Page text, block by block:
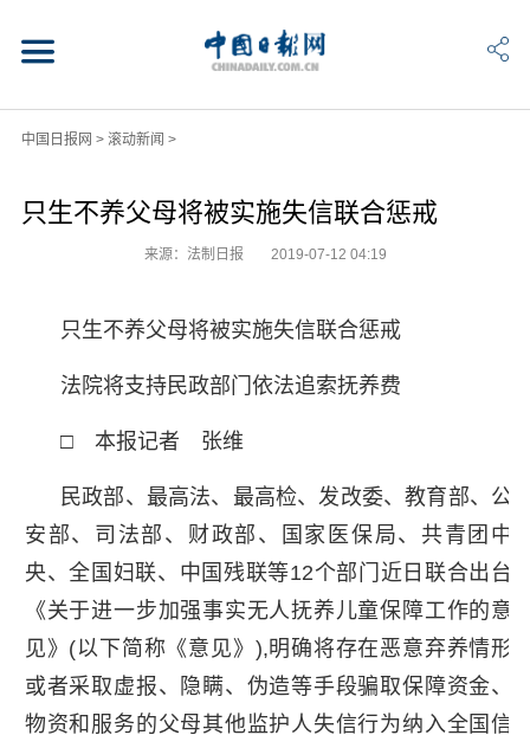
中国日报网 > 滚动新闻 >
只生不养父母将被实施失信联合惩戒
来源：法制日报 2019-07-12 04:19
只生不养父母将被实施失信联合惩戒
法院将支持民政部门依法追索抚养费
□ 本报记者 张维
民政部、最高法、最高检、发改委、教育部、公
安部、司法部、财政部、国家医保局、共青团中
央、全国妇联、中国残联等12个部门近日联合出台
《关于进一步加强事实无人抚养儿童保障工作的意
见》(以下简称《意见》),明确将存在恶意弃养情形
或者采取虚报、隐瞒、伪造等手段骗取保障资金、
物资和服务的父母其他监护人失信行为纳入全国信